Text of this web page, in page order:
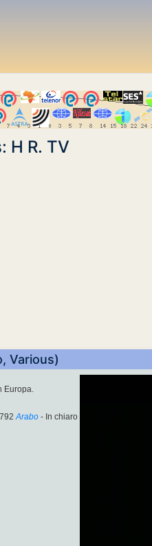
H R. TV
Various)
Europa.
Arabo - In chiaro